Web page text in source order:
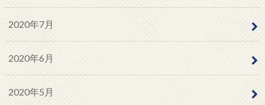
2020年7月
2020年6月
2020年5月